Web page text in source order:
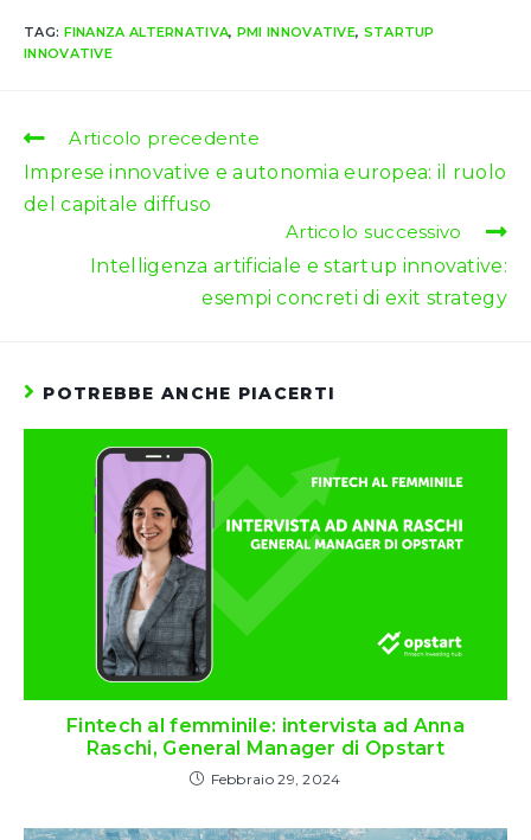
TAG: FINANZA ALTERNATIVA, PMI INNOVATIVE, STARTUP
INNOVATIVE
Leggi
articoli
Articolo precedente
Imprese innovative e autonomia europea: il ruolo
del capitale diffuso
Articolo successivo
Intelligenza artificiale e startup innovative:
esempi concreti di exit strategy
POTREBBE ANCHE PIACERTI
Fintech al femminile: intervista ad Anna
Raschi, General Manager di Opstart
Febbraio 29, 2024